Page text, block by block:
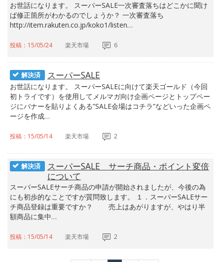
お世話になります。 スーパーSALE一次審査落ちはどこかに聞け
ば修正箇所がわかるのでしょうか？ 一次審査落ち
http://item.rakuten.co.jp/koko1/listen…
投稿：15/05/24 楽天市場 6
解決済 スーパーSALE
お世話になります。 スーパーSALEに向けて楽天ゴールド（今回
初トライです）を使用してメルマガ向け企画ページとトップペー
ジにバナーを貼りよくある”SALE会場はコチラ”などいった企画ペ
ージを作成…
投稿：15/05/14 楽天市場 2
解決済
スーパーSALE サーチ商品・ポイント変倍
について
スーパーSALEサーチ商品の申請が開始されましたが、今後の為
にも初歩的なことですが質問致します。 １．スーパーSALEサー
チ商品登録は重要ですか？ 売上はあがりますが、やはり半
額商品に集中…
投稿：15/05/14 楽天市場 2